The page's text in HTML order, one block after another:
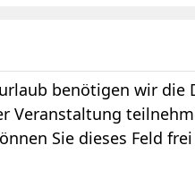
benötigen wir die
Veranstaltung
Sie dieses Feld